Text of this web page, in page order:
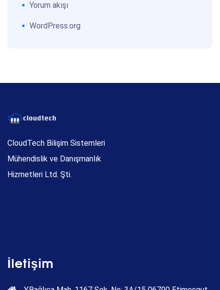
Yorum akışı
WordPress.org
CloudTech Bilişim Sistemleri
Mühendislik ve Danışmanlık
Hizmetleri Ltd. Şti.
İletişim